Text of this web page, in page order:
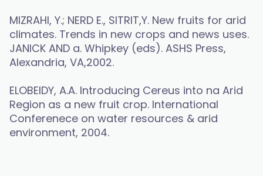
MIZRAHI, Y.; NERD E., SITRIT,Y. New fruits for arid
climates. Trends in new crops and news uses.
JANICK AND a. Whipkey (eds). ASHS Press,
Alexandria, VA,2002.
ELOBEIDY, A.A. Introducing Cereus into na Arid
Region as a new fruit crop. International
Conferenece on water resources & arid
environment, 2004.